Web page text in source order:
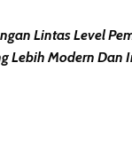
Lintas Level
Lebih Modern